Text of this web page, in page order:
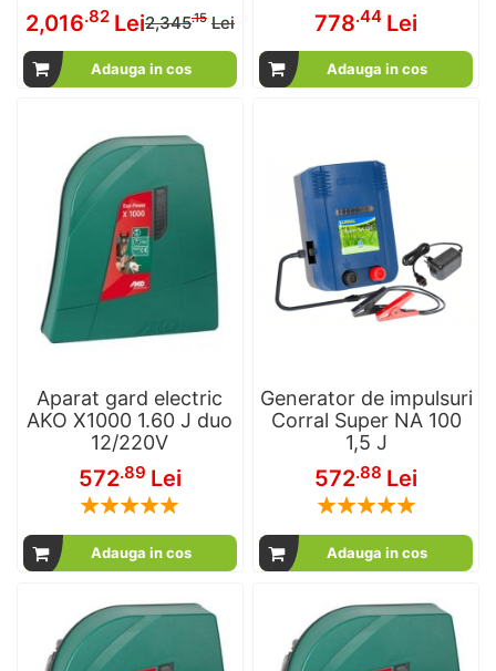
Pret
special
2,016.82 Lei2,345.15 Lei
Adauga in cos
778.44 Lei
Adauga in cos
Aparat gard electric
AKO X1000 1.60 J duo
12/220V
572.89 Lei
Rating:
Adauga in cos
Generator de impulsuri
Corral Super NA 100
1,5 J
572.88 Lei
Rating:
Adauga in cos